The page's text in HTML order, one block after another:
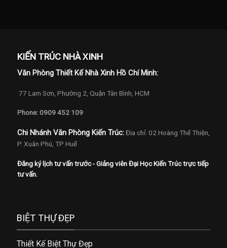
KIẾN TRÚC NHÀ XINH
Văn Phòng Thiết Kế Nhà Xinh Hồ Chí Minh:
77 Lam Sơn, Phường 2, Quận Tân Bình, HCM
Phone: 0909 452 109
Chi Nhánh Văn Phòng Kiến Trúc: Địa chỉ: 02 Hoàng Thế Thiện,
P. Xuân Phú, TP Huế
Đăng ký lịch tư vấn trước - Giảng viên Đại Học Kiến Trúc trực tiếp
tư vấn.
BIỆT THỰ ĐẸP
Thiết Kế Biệt Thự Đẹp